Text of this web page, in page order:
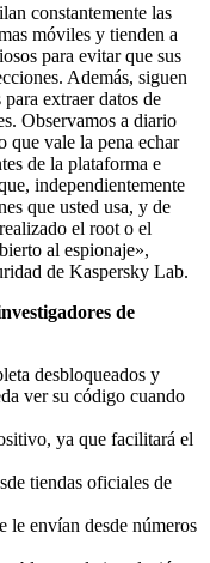
constantemente las
móviles y tienden a
para evitar que sus
Además, siguen
extraer datos de
Observamos a diario
que vale la pena echar
de la plataforma e
independientemente
que usted usa, y de
el root o el
al espionaje»,
de Kaspersky Lab.
de
desbloqueados y
ver su código cuando
ya que facilitará el
tiendas oficiales de
le envían desde números